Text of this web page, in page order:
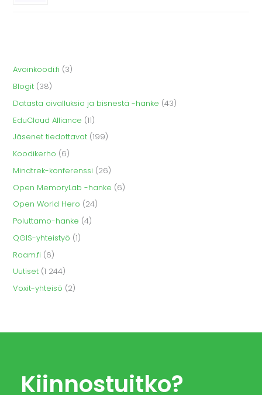
Avoinkoodi.fi (3)
Blogit (38)
Datasta oivalluksia ja bisnestä -hanke (43)
EduCloud Alliance (11)
Jäsenet tiedottavat (199)
Koodikerho (6)
Mindtrek-konferenssi (26)
Open MemoryLab -hanke (6)
Open World Hero (24)
Poluttamo-hanke (4)
QGIS-yhteistyö (1)
Roam.fi (6)
Uutiset (1 244)
Voxit-yhteisö (2)
Kiinnostuitko?